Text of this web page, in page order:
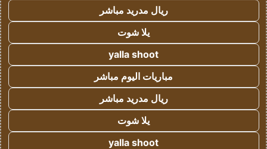
ريال مدريد مباشر
يلا شوت
yalla shoot
مباريات اليوم مباشر
ريال مدريد مباشر
يلا شوت
yalla shoot